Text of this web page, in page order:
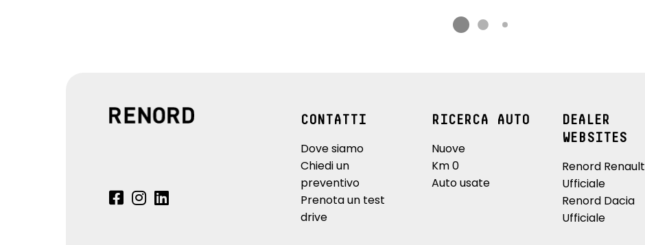
CONTATTI
Dove siamo
Chiedi un
preventivo
Prenota un test
drive
RICERCA AUTO
Nuove
Km 0
Auto usate
DEALER
WEBSITES
Renord Renault
Ufficiale
Renord Dacia
Ufficiale